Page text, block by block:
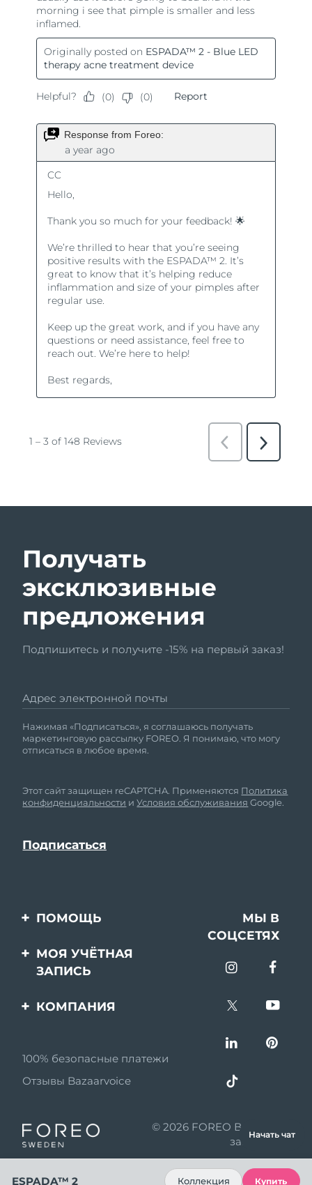
Получать
эксклюзивные
предложения
Подпишитесь и получите -15% на первый заказ!
Адрес электронной почты
Нажимая «Подписаться», я соглашаюсь получать
маркетинговую рассылку FOREO. Я понимаю, что могу
отписаться в любое время.
Этот сайт защищен reCAPTCHA. Применяются Политика
конфиденциальности иУсловия обслуживания Google.
ПОМОЩЬ
Свяжитесь с нами
Заказ и доставка
Гарантия и возврат
Информация о
МЫ В
СОЦСЕТЯХ
МОЯ УЧЁТНАЯ
ЗАПИСЬ
Регистрация продукта
КОМПАНИЯ
Партнерская
программа
MYSA
Партнеры по
100% безопасные платежи
Отзывы Bazaarvoice
© 2026 FOREO Все права
защищены
Начать чат
ESPADA™ 2 Коллекция Купить